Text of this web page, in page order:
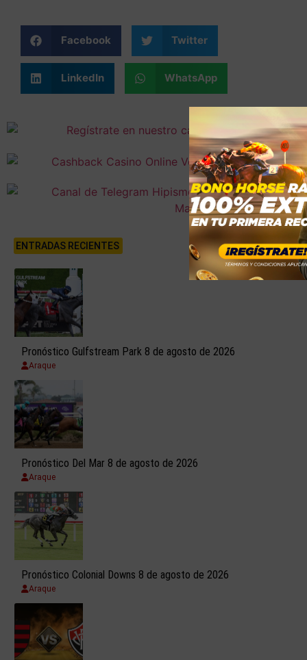
Facebook Twitter
LinkedIn WhatsApp
ENTRADAS RECIENTES
Pronóstico Gulfstream Park 8 de agosto de 2026
Araque
Pronóstico Del Mar 8 de agosto de 2026
Araque
Pronóstico Colonial Downs 8 de agosto de 2026
Araque